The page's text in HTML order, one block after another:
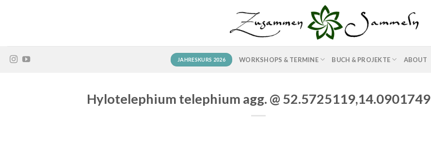
JAHRESKURS 2026 WORKSHOPS & TERMINE BUCH & PROJEKTE ABOUT
Hylotelephium telephium agg. @ 52.5725119,14.0901749